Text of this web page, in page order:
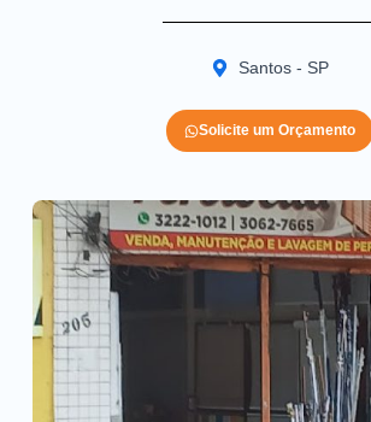
Santos - SP
Solicite um Orçamento